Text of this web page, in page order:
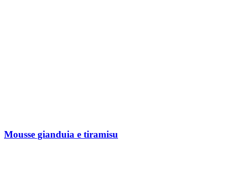
Mousse gianduia e tiramisu